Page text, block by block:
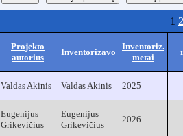
1 2
Projekto
autorius
Inventorizavo
Inventoriz.
metai
Valdas Akinis Valdas Akinis 2025
Eugenijus
Grikevičius
Eugenijus
Grikevičius
2026